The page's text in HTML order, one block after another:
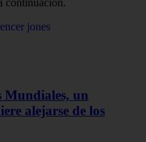
continuación.
jones
Mundiales, un
alejarse de los